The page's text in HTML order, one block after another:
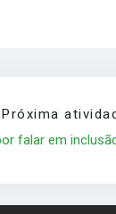
Próxima
falar em